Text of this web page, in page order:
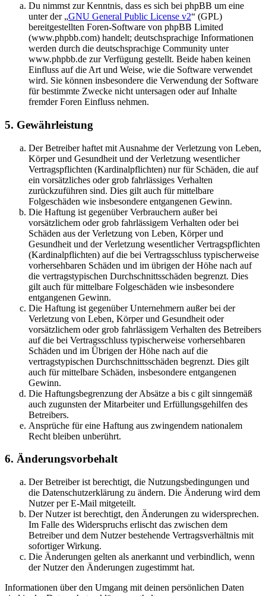
Du nimmst zur Kenntnis, dass es sich bei phpBB um eine
unter der „GNU General Public License v2“ (GPL)
bereitgestellten Foren-Software von phpBB Limited
(www.phpbb.com) handelt; deutschsprachige Informationen
werden durch die deutschsprachige Community unter
www.phpbb.de zur Verfügung gestellt. Beide haben keinen
Einfluss auf die Art und Weise, wie die Software verwendet
wird. Sie können insbesondere die Verwendung der Software
für bestimmte Zwecke nicht untersagen oder auf Inhalte
fremder Foren Einfluss nehmen.
5. Gewährleistung
Der Betreiber haftet mit Ausnahme der Verletzung von Leben,
Körper und Gesundheit und der Verletzung wesentlicher
Vertragspflichten (Kardinalpflichten) nur für Schäden, die auf
ein vorsätzliches oder grob fahrlässiges Verhalten
zurückzuführen sind. Dies gilt auch für mittelbare
Folgeschäden wie insbesondere entgangenen Gewinn.
Die Haftung ist gegenüber Verbrauchern außer bei
vorsätzlichem oder grob fahrlässigem Verhalten oder bei
Schäden aus der Verletzung von Leben, Körper und
Gesundheit und der Verletzung wesentlicher Vertragspflichten
(Kardinalpflichten) auf die bei Vertragsschluss typischerweise
vorhersehbaren Schäden und im übrigen der Höhe nach auf
die vertragstypischen Durchschnittsschäden begrenzt. Dies
gilt auch für mittelbare Folgeschäden wie insbesondere
entgangenen Gewinn.
Die Haftung ist gegenüber Unternehmern außer bei der
Verletzung von Leben, Körper und Gesundheit oder
vorsätzlichem oder grob fahrlässigem Verhalten des Betreibers
auf die bei Vertragsschluss typischerweise vorhersehbaren
Schäden und im Übrigen der Höhe nach auf die
vertragstypischen Durchschnittsschäden begrenzt. Dies gilt
auch für mittelbare Schäden, insbesondere entgangenen
Gewinn.
Die Haftungsbegrenzung der Absätze a bis c gilt sinngemäß
auch zugunsten der Mitarbeiter und Erfüllungsgehilfen des
Betreibers.
Ansprüche für eine Haftung aus zwingendem nationalem
Recht bleiben unberührt.
6. Änderungsvorbehalt
Der Betreiber ist berechtigt, die Nutzungsbedingungen und
die Datenschutzerklärung zu ändern. Die Änderung wird dem
Nutzer per E-Mail mitgeteilt.
Der Nutzer ist berechtigt, den Änderungen zu widersprechen.
Im Falle des Widerspruchs erlischt das zwischen dem
Betreiber und dem Nutzer bestehende Vertragsverhältnis mit
sofortiger Wirkung.
Die Änderungen gelten als anerkannt und verbindlich, wenn
der Nutzer den Änderungen zugestimmt hat.
Informationen über den Umgang mit deinen persönlichen Daten